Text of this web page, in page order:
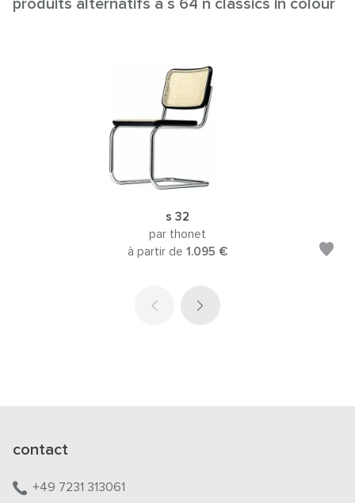
produits alternatifs à s 64 n classics in colour
s 32
par thonet
à partir de 1.095 €
contact
+49 7231 313061